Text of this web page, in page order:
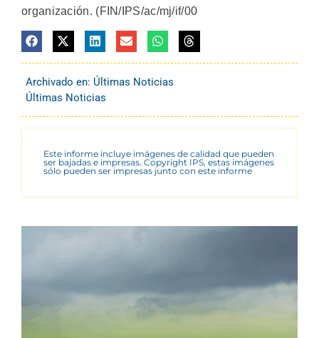
organización. (FIN/IPS/ac/mj/if/00
Archivado en: Últimas Noticias
Últimas Noticias
Este informe incluye imágenes de calidad que pueden
ser bajadas e impresas. Copyright IPS, estas imágenes
sólo pueden ser impresas junto con este informe